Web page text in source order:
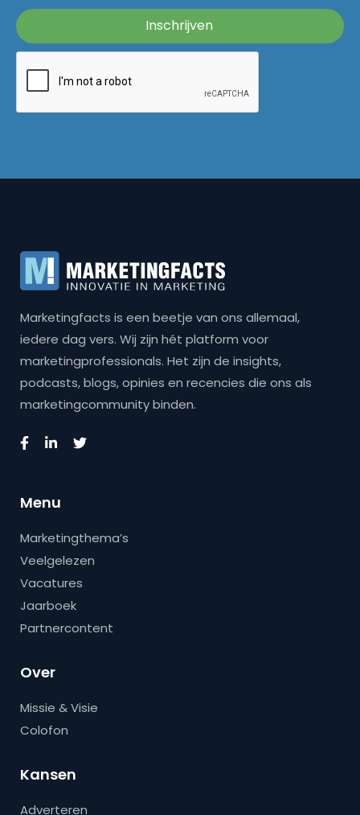
Marketingfacts is een beetje van ons allemaal,
iedere dag vers. Wij zijn hét platform voor
marketingprofessionals. Het zijn de insights,
podcasts, blogs, opinies en recencies die ons als
marketingcommunity binden.
Menu
Marketingthema’s
Veelgelezen
Vacatures
Jaarboek
Partnercontent
Over
Missie & Visie
Colofon
Kansen
Adverteren